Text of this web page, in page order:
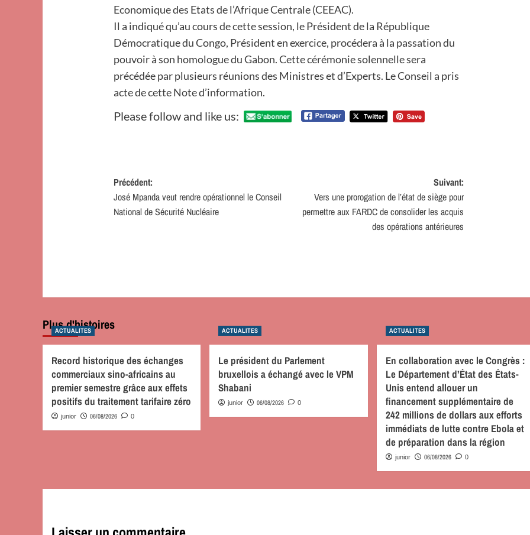
Economique des Etats de l’Afrique Centrale (CEEAC).
Il a indiqué qu’au cours de cette session, le Président de la République
Démocratique du Congo, Président en exercice, procédera à la passation du
pouvoir à son homologue du Gabon. Cette cérémonie solennelle sera
précédée par plusieurs réunions des Ministres et d’Experts. Le Conseil a pris
acte de cette Note d’information.
Please follow and like us:
Navigation
d’article
Précédent:
José Mpanda veut rendre opérationnel le Conseil
National de Sécurité Nucléaire
Suivant:
Vers une prorogation de l’état de siège pour
permettre aux FARDC de consolider les acquis
des opérations antérieures
Plus d'histoires
ACTUALITES
Record historique des échanges
commerciaux sino-africains au
premier semestre grâce aux effets
positifs du traitement tarifaire zéro
junior 06/08/2026 0
ACTUALITES
Le président du Parlement
bruxellois a échangé avec le VPM
Shabani
junior 06/08/2026 0
ACTUALITES
En collaboration avec le Congrès :
Le Département d’État des États-
Unis entend allouer un
financement supplémentaire de
242 millions de dollars aux efforts
immédiats de lutte contre Ebola et
de préparation dans la région
junior 06/08/2026 0